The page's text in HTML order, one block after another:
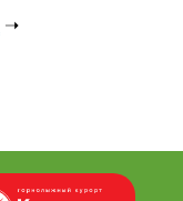
➝